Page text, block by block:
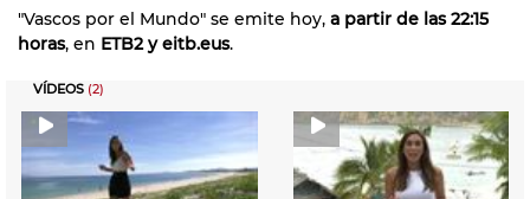
"Vascos por el Mundo" se emite hoy, a partir de las 22:15
horas, en ETB2 y eitb.eus.
VÍDEOS (2)